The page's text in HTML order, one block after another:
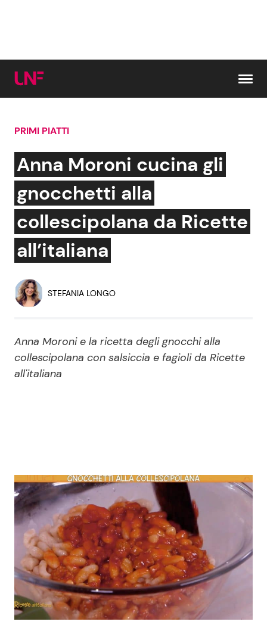
Cerca:
News e Cronaca
Attualità Italiana
Dal Mondo
Economia
Persone Scomparse
Politica
Gossip e TV
Bellezze VIP
Reality e Talent
News Musica
News Spettacolo
Benessere
Casa
Moda e Style
Cucina e Ricette
Consigli di Cucina
Dolci
PRIMI PIATTI
Anna Moroni cucina gli
gnocchetti alla
collescipolana da Ricette
all’italiana
STEFANIA LONGO
Anna Moroni e la ricetta degli gnocchi alla
collescipolana con salsiccia e fagioli da Ricette
all'italiana